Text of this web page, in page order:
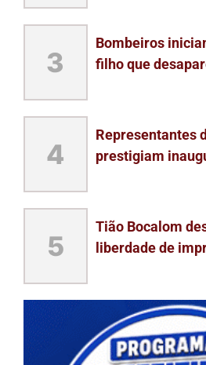
3
Bombeiros
filho que
4
Representantes
prestigiam
5
Tião Bocalom
liberdade de